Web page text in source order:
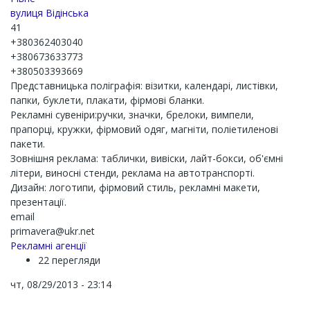
вулиця Відінська
41
+380362403040
+380673633773
+380503393669
Представницька поліграфія: візитки, календарі, листівки,
папки, буклети, плакати, фірмові бланки.
Рекламні сувеніри:ручки, значки, брелоки, вимпели,
прапорці, кружки, фірмовий одяг, магніти, поліетиленові
пакети.
Зовнішня реклама: таблички, вивіски, лайт-бокси, об'ємні
літери, виносні стенди, реклама на автотранспорті.
Дизайн: логотипи, фірмовий стиль, рекламні макети,
презентації.
email
primavera@ukr.net
Рекламні агенції
22 перегляди
чт, 08/29/2013 - 23:14